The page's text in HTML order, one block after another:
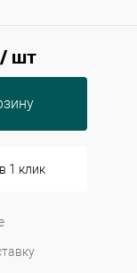
/ шт
1 клик